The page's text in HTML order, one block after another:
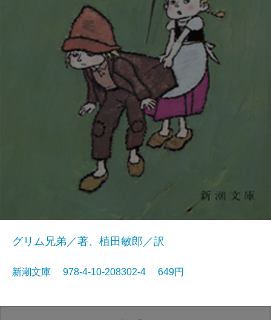
グリム兄弟／著、植田敏郎／訳
新潮文庫 978-4-10-208302-4 649円